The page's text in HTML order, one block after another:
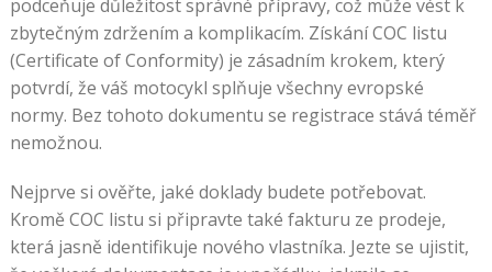
podceňuje důležitost správné přípravy, což může vést k
zbytečným zdržením a komplikacím. Získání COC listu
(Certificate of Conformity) je zásadním krokem, který
potvrdí, že váš motocykl splňuje všechny evropské
normy. Bez tohoto dokumentu se registrace stává téměř
nemožnou.
Nejprve si ověřte, jaké doklady budete potřebovat.
Kromě COC listu si připravte také fakturu ze prodeje,
která jasně identifikuje nového vlastníka. Jezte se ujistit,